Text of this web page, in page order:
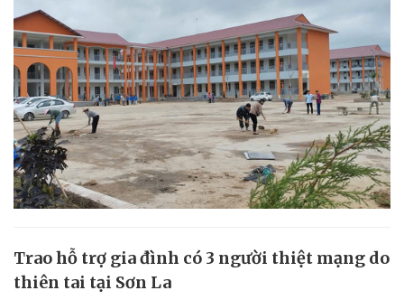
Trao hỗ trợ gia đình có 3 người thiệt mạng do
thiên tai tại Sơn La